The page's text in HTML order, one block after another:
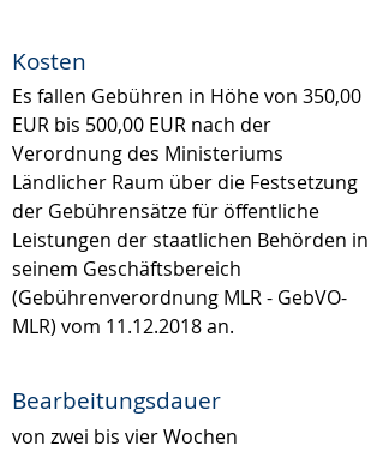
Kosten
Es fallen Gebühren in Höhe von 350,00
EUR bis 500,00 EUR nach der
Verordnung des Ministeriums
Ländlicher Raum über die Festsetzung
der Gebührensätze für öffentliche
Leistungen der staatlichen Behörden in
seinem Geschäftsbereich
(Gebührenverordnung MLR - GebVO-
MLR) vom 11.12.2018 an.
Bearbeitungsdauer
von zwei bis vier Wochen